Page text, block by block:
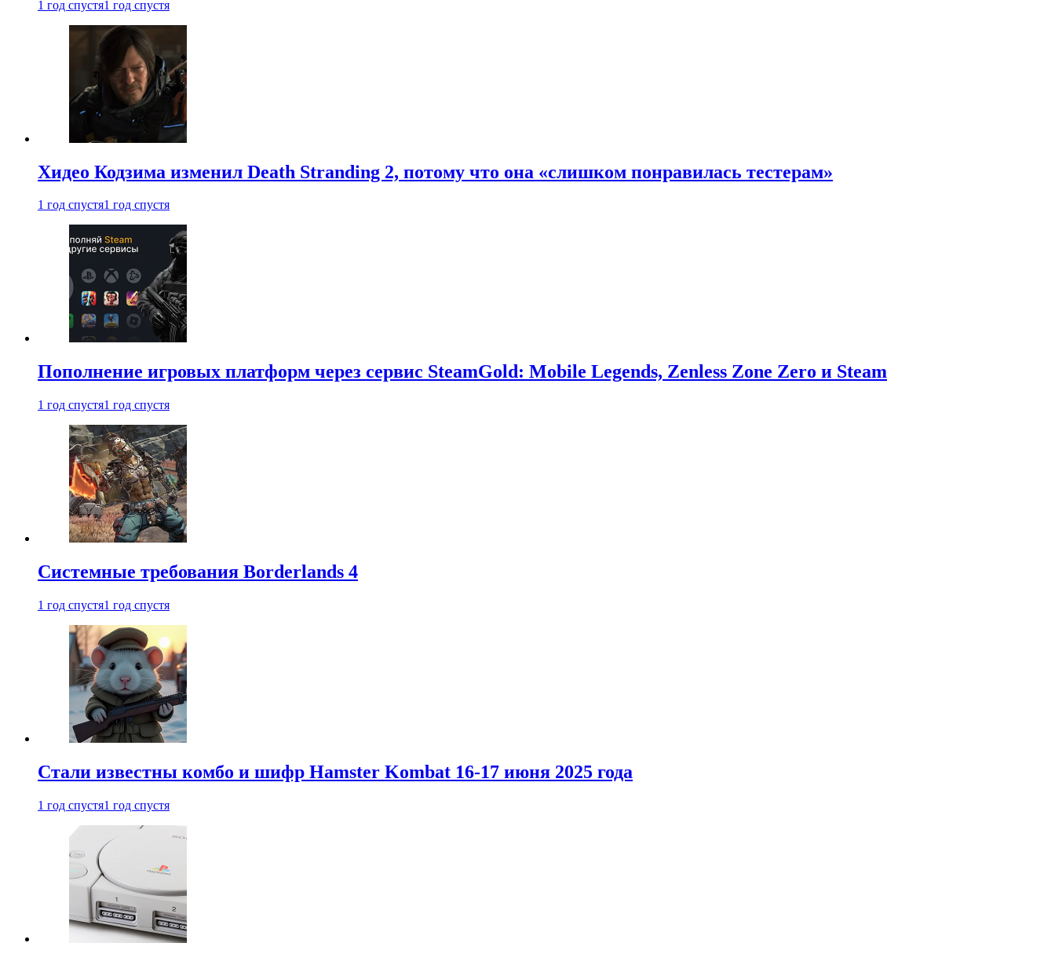
1 год спустя1 год спустя
Хидео Кодзима изменил Death Stranding 2, потому что она «слишком понравилась тестерам»
1 год спустя1 год спустя
Пополнение игровых платформ через сервис SteamGold: Mobile Legends, Zenless Zone Zero и Steam
1 год спустя1 год спустя
Системные требования Borderlands 4
1 год спустя1 год спустя
Стали известны комбо и шифр Hamster Kombat 16-17 июня 2025 года
1 год спустя1 год спустя